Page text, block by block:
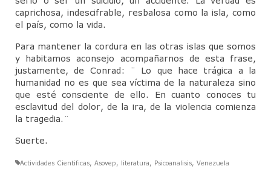
caprichosa, indescifrable, resbalosa como la isla, como
el país, como la vida.
Para mantener la cordura en las otras islas que somos
y habitamos aconsejo acompañarnos de esta frase,
justamente, de Conrad: ¨ Lo que hace trágica a la
humanidad no es que sea víctima de la naturaleza sino
que esté consciente de ello. En cuanto conoces tu
esclavitud del dolor, de la ira, de la violencia comienza
la tragedia.¨
Suerte.
Actividades Cientificas, Asovep, literatura, Psicoanalisis, Venezuela